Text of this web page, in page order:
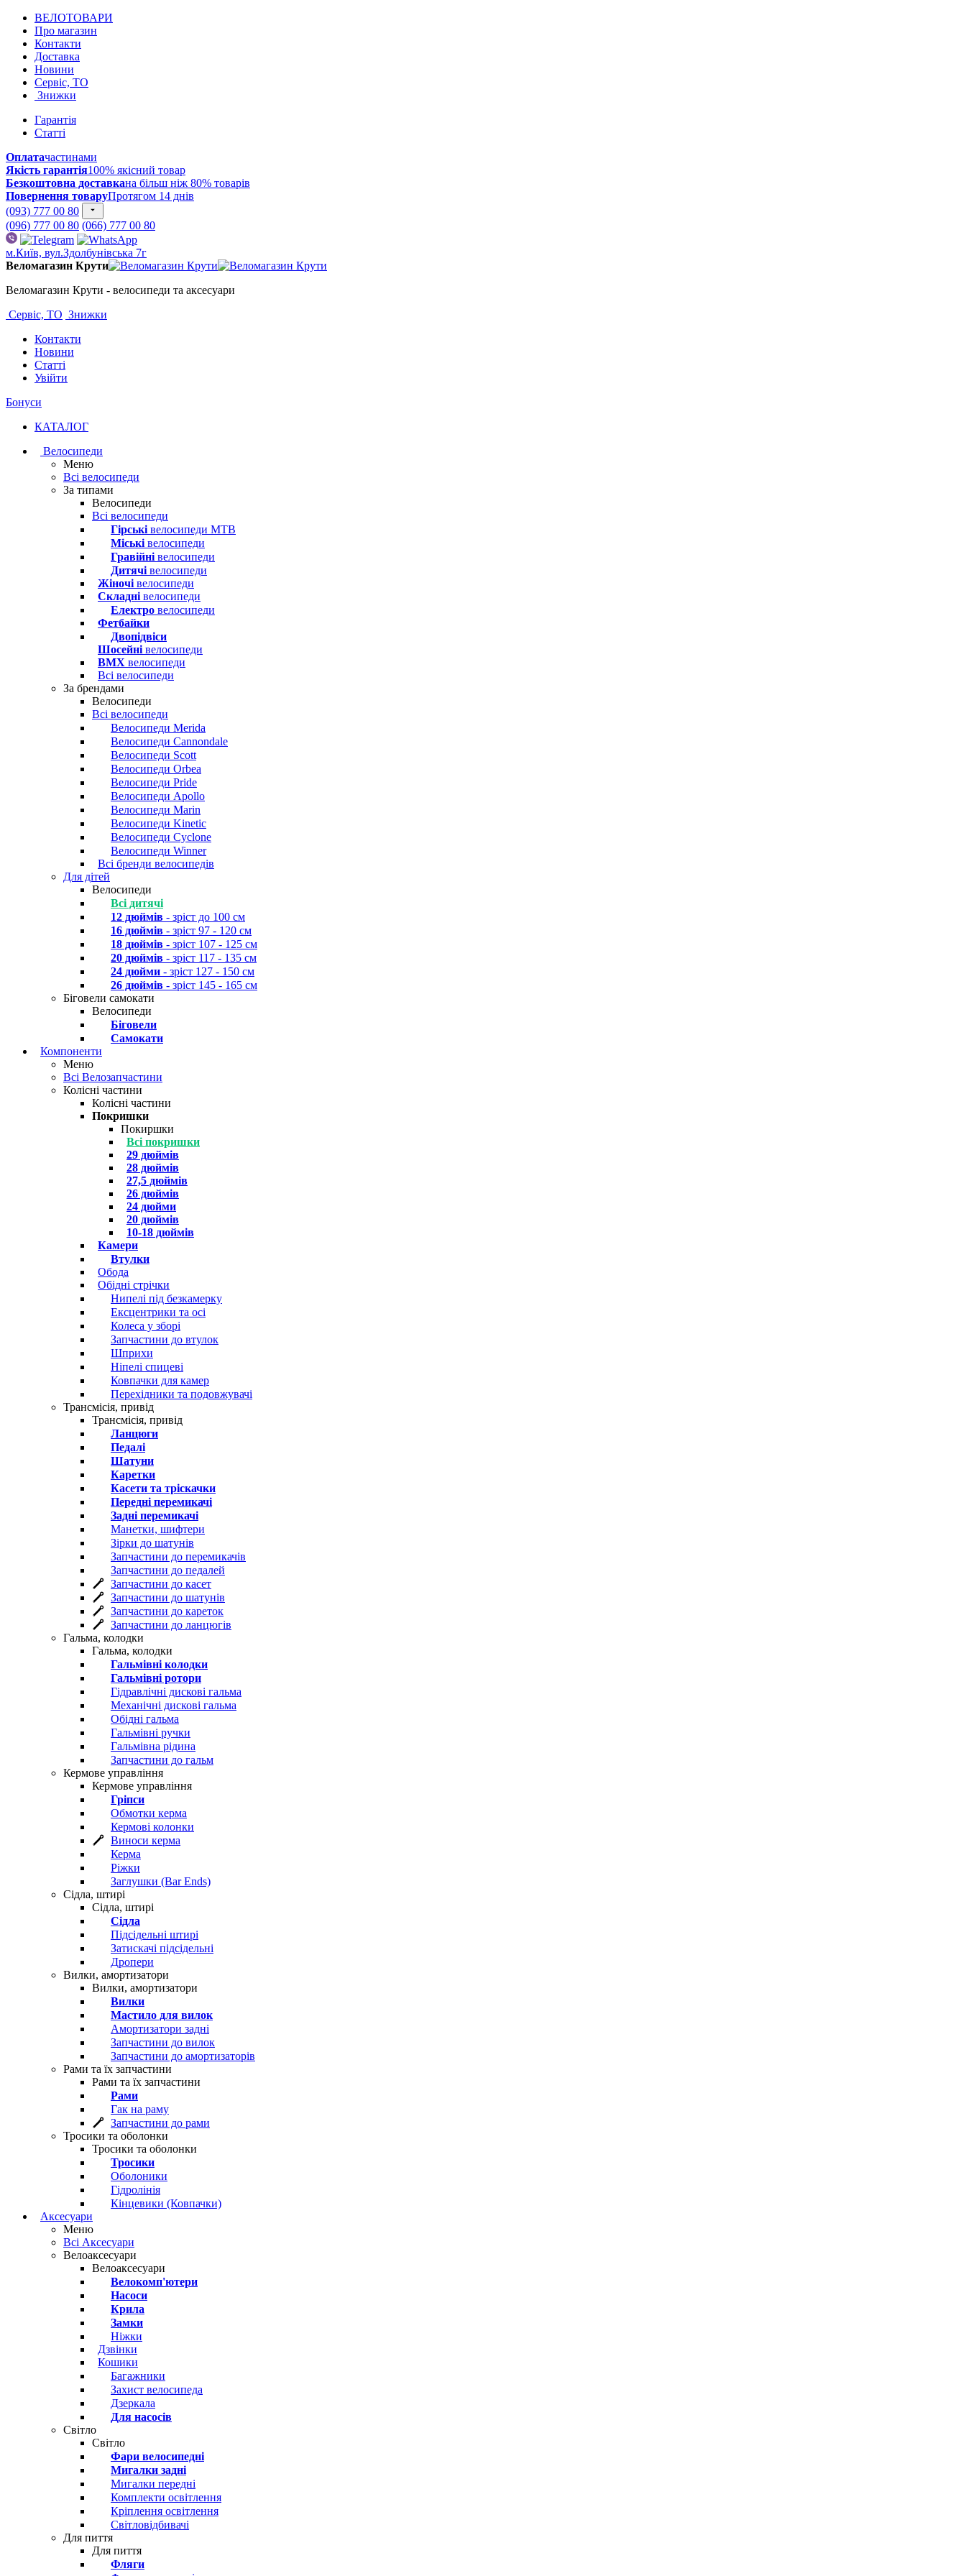
ВЕЛОТОВАРИ
Про магазин
Контакти
Доставка
Новини
Сервіс, ТО
Знижки
Гарантія
Статті
Оплатачастинами
Якість гарантія100% якісний товар
Безкоштовна доставкана більш ніж 80% товарів
Повернення товаруПротягом 14 днів
(093) 777 00 80
(096) 777 00 80 (066) 777 00 80
м.Київ, вул.Здолбунівська 7г
Веломагазин Крути
Веломагазин Крути - велосипеди та аксесуари
Сервіс, ТО Знижки
Контакти
Новини
Статті
Увійти
Бонуси
КАТАЛОГ
Велосипеди
Меню
Всі велосипеди
За типами
Велосипеди
Всі велосипеди
Гірські велосипеди MTB
Міські велосипеди
Гравійні велосипеди
Дитячі велосипеди
Жіночі велосипеди
Складні велосипеди
Електро велосипеди
Фетбайки
Двопідвіси
Шосейні велосипеди
BMX велосипеди
Всі велосипеди
За брендами
Велосипеди
Всі велосипеди
Велосипеди Merida
Велосипеди Cannondale
Велосипеди Scott
Велосипеди Orbea
Велосипеди Pride
Велосипеди Apollo
Велосипеди Marin
Велосипеди Kinetic
Велосипеди Cyclone
Велосипеди Winner
Всі бренди велосипедів
Для дітей
Велосипеди
Всі дитячі
12 дюймів - зріст до 100 см
16 дюймів - зріст 97 - 120 см
18 дюймів - зріст 107 - 125 см
20 дюймів - зріст 117 - 135 см
24 дюйми - зріст 127 - 150 см
26 дюймів - зріст 145 - 165 см
Біговели самокати
Велосипеди
Біговели
Самокати
Компоненти
Меню
Всі Велозапчастини
Колісні частини
Колісні частини
Покришки
Покиршки
Всі покришки
29 дюймів
28 дюймів
27,5 дюймів
26 дюймів
24 дюйми
20 дюймів
10-18 дюймів
Камери
Втулки
Обода
Обідні стрічки
Нипелі під безкамерку
Ексцентрики та осі
Колеса у зборі
Запчастини до втулок
Шприхи
Ніпелі спицеві
Ковпачки для камер
Перехідники та подовжувачі
Трансмісія, привід
Трансмісія, привід
Ланцюги
Педалі
Шатуни
Каретки
Касети та тріскачки
Передні перемикачі
Задні перемикачі
Манетки, шифтери
Зірки до шатунів
Запчастини до перемикачів
Запчастини до педалей
Запчастини до касет
Запчастини до шатунів
Запчастини до кареток
Запчастини до ланцюгів
Гальма, колодки
Гальма, колодки
Гальмівні колодки
Гальмівні ротори
Гідравлічні дискові гальма
Механічні дискові гальма
Обідні гальма
Гальмівні ручки
Гальмівна рідина
Запчастини до гальм
Кермове управління
Кермове управління
Гріпси
Обмотки керма
Кермові колонки
Виноси керма
Керма
Ріжки
Заглушки (Bar Ends)
Сідла, штирі
Сідла, штирі
Сідла
Підсідельні штирі
Затискачі підсідельні
Дропери
Вилки, амортизатори
Вилки, амортизатори
Вилки
Мастило для вилок
Амортизатори задні
Запчастини до вилок
Запчастини до амортизаторів
Рами та їх запчастини
Рами та їх запчастини
Рами
Гак на раму
Запчастини до рами
Тросики та оболонки
Тросики та оболонки
Тросики
Оболоники
Гідролінія
Кінцевики (Ковпачки)
Аксесуари
Меню
Всі Аксесуари
Велоаксесуари
Велоаксесуари
Велокомп'ютери
Насоси
Крила
Замки
Ніжки
Дзвінки
Кошики
Багажники
Захист велосипеда
Дзеркала
Для насосів
Світло
Світло
Фари велосипедні
Мигалки задні
Мигалки передні
Комплекти освітлення
Кріплення освітлення
Світловідбивачі
Для пиття
Для пиття
Фляги